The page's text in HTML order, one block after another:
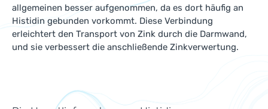
allgemeinen besser aufgenommen, da es dort häufig an
Histidin gebunden vorkommt. Diese Verbindung
erleichtert den Transport von Zink durch die Darmwand,
und sie verbessert die anschließende Zinkverwertung.